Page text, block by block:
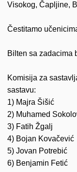
Visokog, Čapljine,
Čestitamo
Bilten sa zadacima
Komisija za
sastavu:
1) Majra Šišić
2) Muhamed
3) Fatih Žgalj
4) Bojan Kovačević
5) Jovan Potrebić
6) Benjamin Fetić